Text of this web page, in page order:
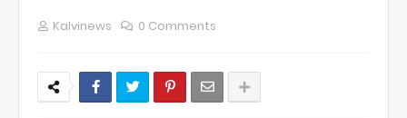
Kalvinews 0 Comments